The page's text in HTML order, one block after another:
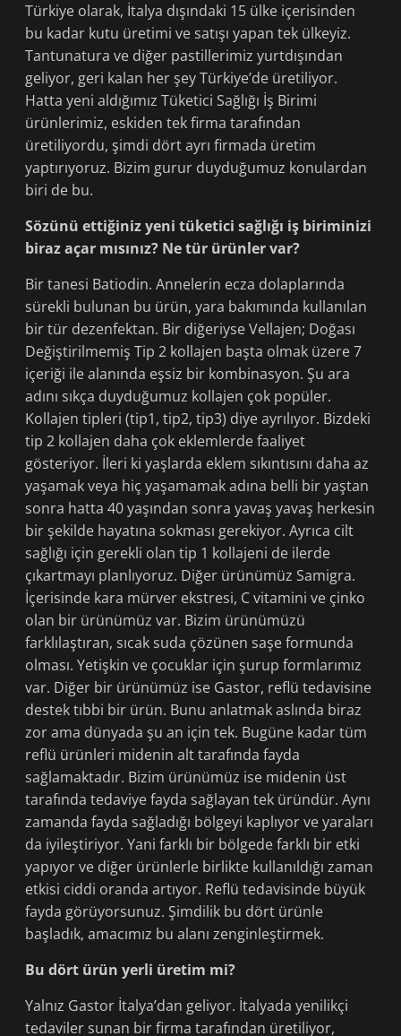
Türkiye olarak, İtalya dışındaki 15 ülke içerisinden
bu kadar kutu üretimi ve satışı yapan tek ülkeyiz.
Tantunatura ve diğer pastillerimiz yurtdışından
geliyor, geri kalan her şey Türkiye’de üretiliyor.
Hatta yeni aldığımız Tüketici Sağlığı İş Birimi
ürünlerimiz, eskiden tek firma tarafından
üretiliyordu, şimdi dört ayrı firmada üretim
yaptırıyoruz. Bizim gurur duyduğumuz konulardan
biri de bu.
Sözünü ettiğiniz yeni tüketici sağlığı iş biriminizi
biraz açar mısınız? Ne tür ürünler var?
Bir tanesi Batiodin. Annelerin ecza dolaplarında
sürekli bulunan bu ürün, yara bakımında kullanılan
bir tür dezenfektan. Bir diğeriyse Vellajen; Doğası
Değiştirilmemiş Tip 2 kollajen başta olmak üzere 7
içeriği ile alanında eşsiz bir kombinasyon. Şu ara
adını sıkça duyduğumuz kollajen çok popüler.
Kollajen tipleri (tip1, tip2, tip3) diye ayrılıyor. Bizdeki
tip 2 kollajen daha çok eklemlerde faaliyet
gösteriyor. İleri ki yaşlarda eklem sıkıntısını daha az
yaşamak veya hiç yaşamamak adına belli bir yaştan
sonra hatta 40 yaşından sonra yavaş yavaş herkesin
bir şekilde hayatına sokması gerekiyor. Ayrıca cilt
sağlığı için gerekli olan tip 1 kollajeni de ilerde
çıkartmayı planlıyoruz. Diğer ürünümüz Samigra.
İçerisinde kara mürver ekstresi, C vitamini ve çinko
olan bir ürünümüz var. Bizim ürünümüzü
farklılaştıran, sıcak suda çözünen saşe formunda
olması. Yetişkin ve çocuklar için şurup formlarımız
var. Diğer bir ürünümüz ise Gastor, reflü tedavisine
destek tıbbi bir ürün. Bunu anlatmak aslında biraz
zor ama dünyada şu an için tek. Bugüne kadar tüm
reflü ürünleri midenin alt tarafında fayda
sağlamaktadır. Bizim ürünümüz ise midenin üst
tarafında tedaviye fayda sağlayan tek üründür. Aynı
zamanda fayda sağladığı bölgeyi kaplıyor ve yaraları
da iyileştiriyor. Yani farklı bir bölgede farklı bir etki
yapıyor ve diğer ürünlerle birlikte kullanıldığı zaman
etkisi ciddi oranda artıyor. Reflü tedavisinde büyük
fayda görüyorsunuz. Şimdilik bu dört ürünle
başladık, amacımız bu alanı zenginleştirmek.
Bu dört ürün yerli üretim mi?
Yalnız Gastor İtalya’dan geliyor. İtalyada yenilikçi
tedaviler sunan bir firma tarafından üretiliyor,